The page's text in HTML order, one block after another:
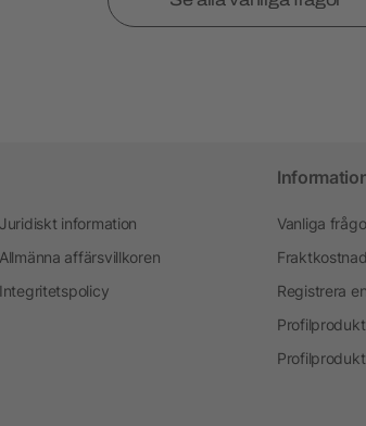
Juridiskt information
Allmänna affärsvillkoren
Integritetspolicy
Vanliga
Registrera